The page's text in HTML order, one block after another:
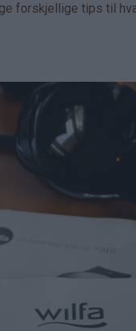
forskjellige tips til